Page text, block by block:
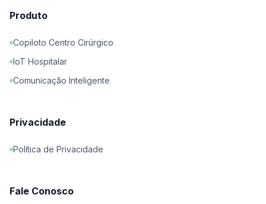
Produto
Copiloto Centro Cirúrgico
IoT Hospitalar
Comunicação Inteligente
Privacidade
Política de Privacidade
Fale Conosco